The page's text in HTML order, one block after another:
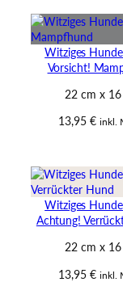
Witziges
Vorsicht!
22 cm x
13,95 € inkl.
Witziges
Achtung!
22 cm x
13,95 € inkl.